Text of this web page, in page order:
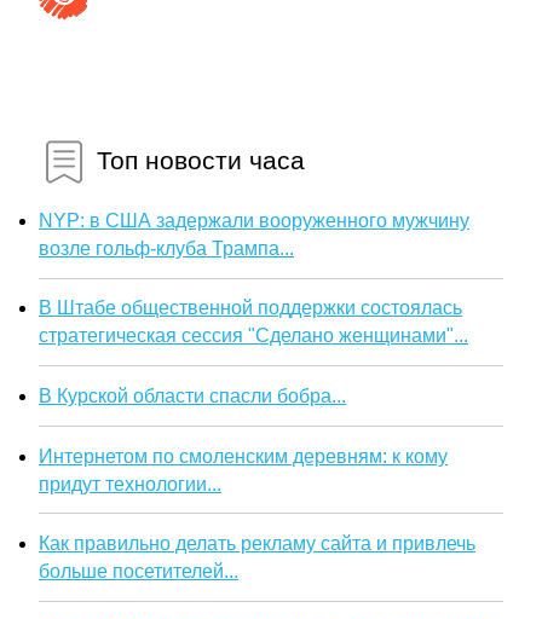
Топ новости часа
NYP: в США задержали вооруженного мужчину
возле гольф-клуба Трампа...
В Штабе общественной поддержки состоялась
стратегическая сессия "Сделано женщинами"...
В Курской области спасли бобра...
Интернетом по смоленским деревням: к кому
придут технологии...
Как правильно делать рекламу сайта и привлечь
больше посетителей...